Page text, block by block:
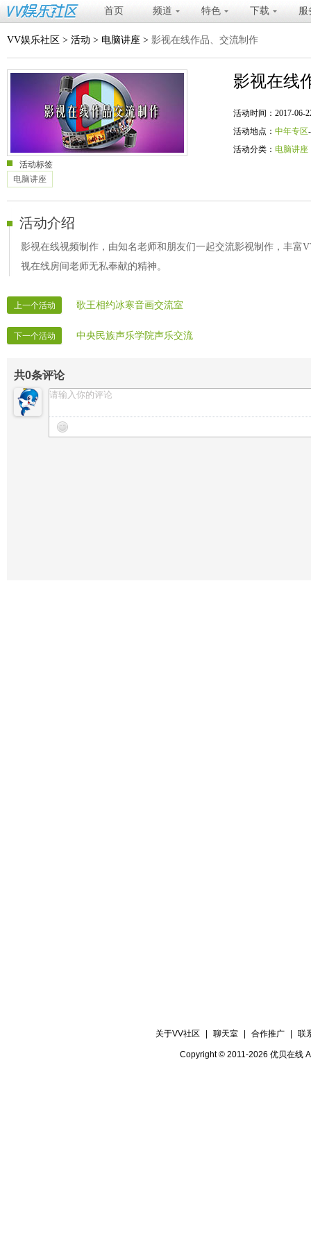
首页 频道 特色 下载 服
VV娱乐社区 > 活动 > 电脑讲座 > 影视在线作品、交流制作
影视在线
活动时间：2017-06-
活动地点： 中年专区
活动分类： 电脑讲座
活动标签
电脑讲座
活动介绍
影视在线视频制作，由知名老师和朋友们一起交流影视制作，丰富
视在线房间老师无私奉献的精神。
上一个活动 歌王相约冰寒音画交流室
下一个活动 中央民族声乐学院声乐交流
共0条评论
关于VV社区 聊天室 合作推广 联
Copyright © 2011-2026 优贝在线